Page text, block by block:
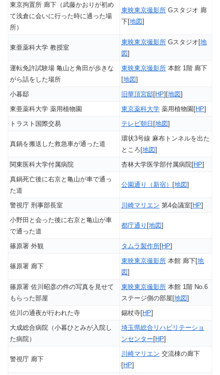
東京拘置所 廊下（武藤かおりが初め
て浅倉に会いに行った時に通った場
所）
東映東京撮影所 Gスタジオ 廊
下[地図]
東亜薬科大学 教授室
東映東京撮影所 Gスタジオ[地
図]
運転免許試験場 亀山と角田が歩きな
がら話をした場所
東映東京撮影所 本館 1階 廊下
[地図]
小暮邸
旧華頂宮邸[HP][地図]
東亜薬科大学 薬用植物園
東京薬科大学 薬用植物園[HP]
トラスト国際交易
テレビ朝日 [地図]
真鍋を搬送した救急車が通った道
環状3号線 麻布トンネルを出た
ところ[地図]
関東医科大学付属病院
杏林大学医学部付属病院[HP]
真鍋死亡後に右京と亀山が車で通っ
た道
公園通り（新宿） [地図]
警視庁 刑事部長室 川崎マリエン 第4会議室[HP]
小野田と会った後に右京と亀山が車
で通った道
都庁通り [地図]
篠原署 外観 タムラ製作所[HP]
篠原署 廊下
東映東京撮影所 本館 廊下[地
図]
篠原署 佐川昭彦の件の写真を見せて
もらった部屋
東映東京撮影所 本館 1階 No.6
ステージ側の部屋[地図]
佐川の通夜が行われた寺
錫杖寺[HP]
大成総合病院（小暮ひとみが入院し
た病院）
埼玉県総合リハビリテーショ
ンセンター[HP]
警視庁 廊下
川崎マリエン 交流棟の廊下
[HP]